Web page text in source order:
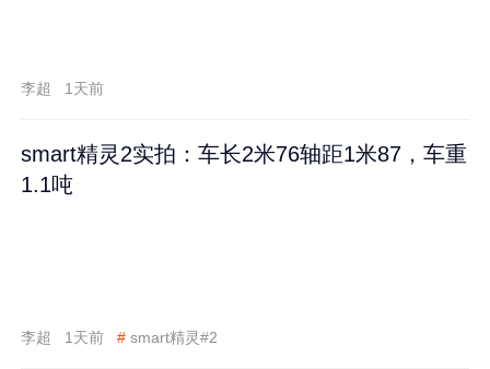
李超 1天前
smart精灵2实拍：车长2米76轴距1米87，车重
1.1吨
李超 1天前 # smart精灵#2